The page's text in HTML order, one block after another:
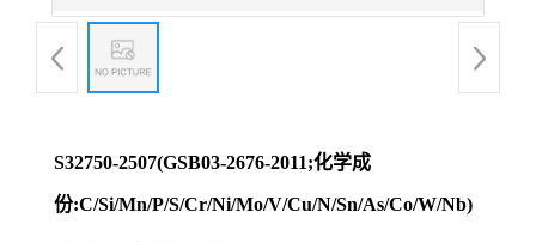
S32750-2507(GSB03-2676-2011;化学成
份:C/Si/Mn/P/S/Cr/Ni/Mo/V/Cu/N/Sn/As/Co/W/Nb)